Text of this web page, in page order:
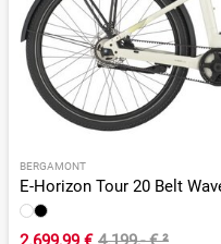
BERGAMONT